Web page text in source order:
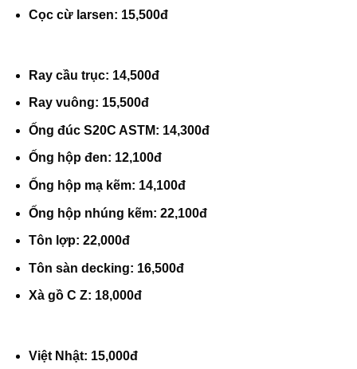
Cọc cừ larsen: 15,500đ
Ray cầu trục: 14,500đ
Ray vuông: 15,500đ
Ống đúc S20C ASTM: 14,300đ
Ống hộp đen: 12,100đ
Ống hộp mạ kẽm: 14,100đ
Ống hộp nhúng kẽm: 22,100đ
Tôn lợp: 22,000đ
Tôn sàn decking: 16,500đ
Xà gồ C Z: 18,000đ
Việt Nhật: 15,000đ